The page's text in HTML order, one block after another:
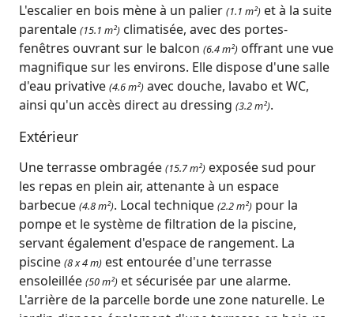
L'escalier en bois mène à un palier (1.1 m²) et à la suite
parentale (15.1 m²) climatisée, avec des portes-
fenêtres ouvrant sur le balcon (6.4 m²) offrant une vue
magnifique sur les environs. Elle dispose d'une salle
d'eau privative (4.6 m²) avec douche, lavabo et WC,
ainsi qu'un accès direct au dressing (3.2 m²).
Extérieur
Une terrasse ombragée (15.7 m²) exposée sud pour
les repas en plein air, attenante à un espace
barbecue (4.8 m²). Local technique (2.2 m²) pour la
pompe et le système de filtration de la piscine,
servant également d'espace de rangement. La
piscine (8 x 4 m) est entourée d'une terrasse
ensoleillée (50 m²) et sécurisée par une alarme.
L'arrière de la parcelle borde une zone naturelle. Le